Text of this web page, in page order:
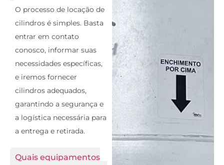
O processo de locação de
cilindros é simples. Basta
entrar em contato
conosco, informar suas
necessidades específicas,
e iremos fornecer
cilindros adequados,
garantindo a segurança e
a logística necessária para
a entrega e retirada.
Quais equipamentos